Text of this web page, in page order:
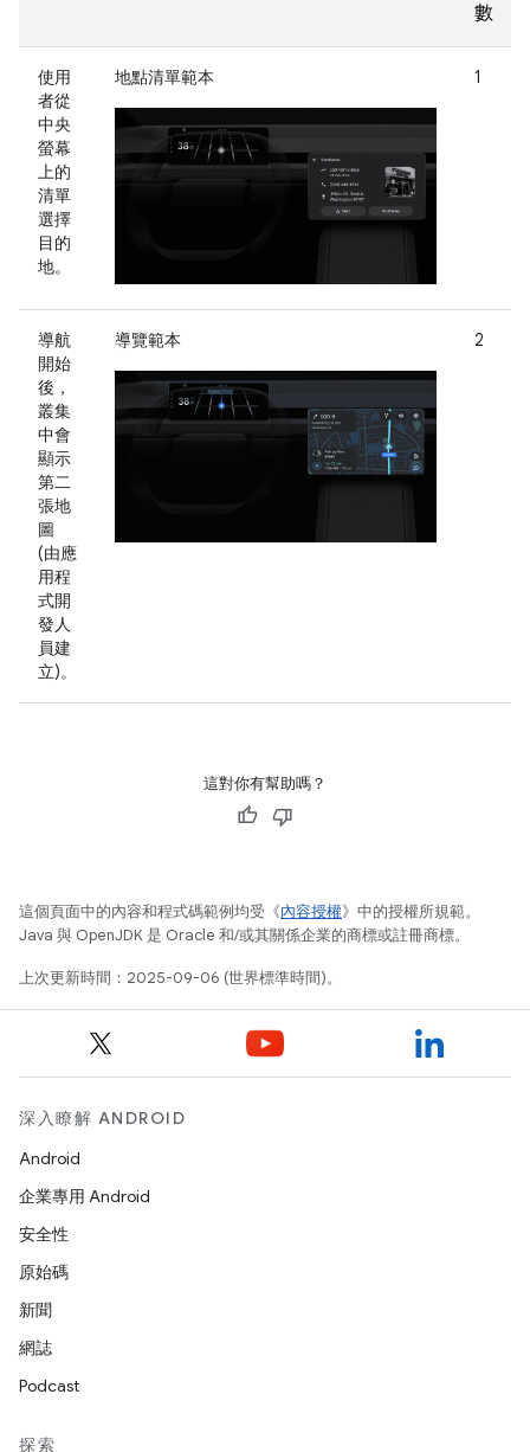
數
使用
者從
中央
螢幕
上的
清單
選擇
目的
地。
地點清單範本 1
導航
開始
後，
叢集
中會
顯示
第二
張地
圖
(由應
用程
式開
發人
員建
立)。
導覽範本 2
這對你有幫助嗎？
這個頁面中的內容和程式碼範例均受《內容授權》中的授權所規範。
Java 與 OpenJDK 是 Oracle 和/或其關係企業的商標或註冊商標。
上次更新時間：2025-09-06 (世界標準時間)。
深入瞭解 ANDROID
Android
企業專用 Android
安全性
原始碼
新聞
網誌
Podcast
探索